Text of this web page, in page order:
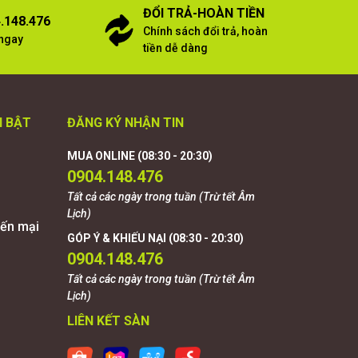
ĐỔI TRẢ-HOÀN TIỀN
Chính sách đổi trả, hoàn
tiền dễ dàng
BẬT
mại
ĐĂNG KÝ NHẬN TIN
MUA ONLINE (08:30 - 20:30)
0904.148.476
Tất cả các ngày trong tuần (Trừ tết Âm
Lịch)
GÓP Ý & KHIẾU NẠI (08:30 - 20:30)
0904.148.476
Tất cả các ngày trong tuần (Trừ tết Âm
Lịch)
LIÊN KẾT SÀN